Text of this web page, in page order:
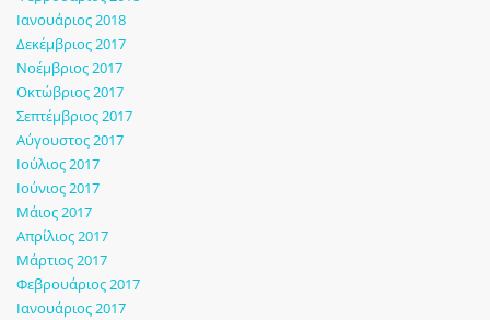
Ιανουάριος 2018
Δεκέμβριος 2017
Νοέμβριος 2017
Οκτώβριος 2017
Σεπτέμβριος 2017
Αύγουστος 2017
Ιούλιος 2017
Ιούνιος 2017
Μάιος 2017
Απρίλιος 2017
Μάρτιος 2017
Φεβρουάριος 2017
Ιανουάριος 2017